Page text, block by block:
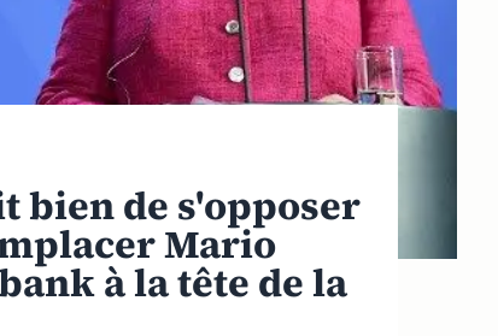
bien de s'opposer
Mario
à la tête de la